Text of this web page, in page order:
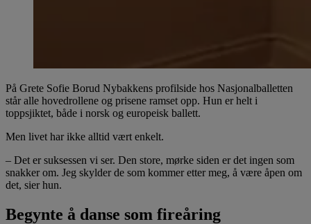
På Grete Sofie Borud Nybakkens profilside hos Nasjonalballetten
står alle hovedrollene og prisene ramset opp. Hun er helt i
toppsjiktet, både i norsk og europeisk ballett.
Men livet har ikke alltid vært enkelt.
– Det er suksessen vi ser. Den store, mørke siden er det ingen som
snakker om. Jeg skylder de som kommer etter meg, å være åpen om
det, sier hun.
Begynte å danse som fireåring